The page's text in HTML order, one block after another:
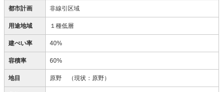
都市計画 非線引区域
用途地域 １種低層
建ぺい率 40%
容積率 60%
地目 原野 （現状：原野）